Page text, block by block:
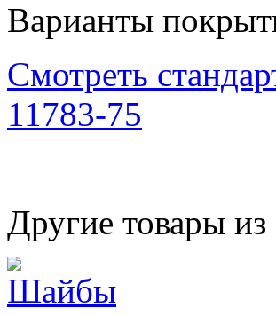
Варианты
Смотреть
11783-75
Другие товары из